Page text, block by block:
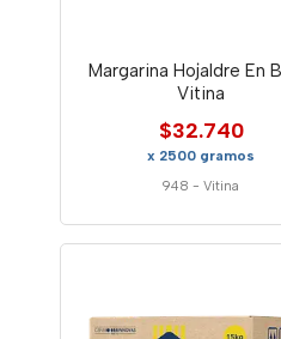
Margarina Hojaldre En
Vitina
$32.740
x 2500 gramos
948 -Vitina